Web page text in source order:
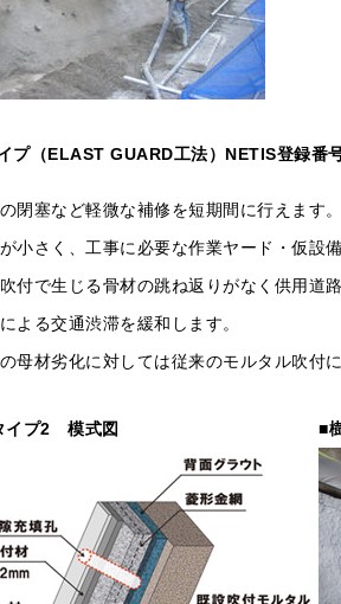
プ（ELAST GUARD工法）NETIS登録番
閉塞など軽微な補修を短期間に行えます。
小さく、工事に必要な作業ヤード・仮設
付で生じる骨材の跳ね返りがなく供用道
よる交通渋滞を緩和します。
母材劣化に対しては従来のモルタル吹付
イプ2 模式図 ■